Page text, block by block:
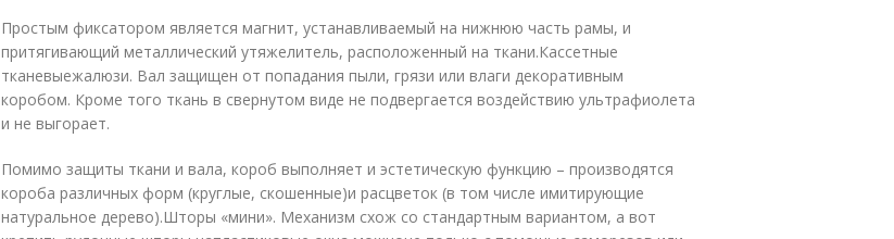
Простым фиксатором является магнит, устанавливаемый на нижнюю часть рамы, и
притягивающий металлический утяжелитель, расположенный на ткани.Кассетные
тканевыежалюзи. Вал защищен от попадания пыли, грязи или влаги декоративным
коробом. Кроме того ткань в свернутом виде не подвергается воздействию ультрафиолета
и не выгорает.
Помимо защиты ткани и вала, короб выполняет и эстетическую функцию – производятся
короба различных форм (круглые, скошенные)и расцветок (в том числе имитирующие
натуральное дерево).Шторы «мини». Механизм схож со стандартным вариантом, а вот